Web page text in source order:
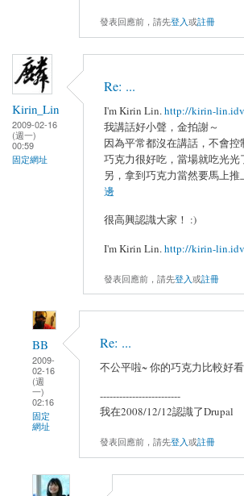
發表回應前，請先登入或註冊
Kirin_Lin
2009-02-16
(週一)
00:59
固定網址
Re: ...
I'm Kirin Lin.http://kirin-
我講話好小聲，金拍謝～
因為平常都沒在講話，不會控
巧克力很好吃，當場就吃光光
另，拿到巧克力當然要馬上推
邊
很高興認識大家！ :)
I'm Kirin Lin.http://kirin-
發表回應前，請先登入或註冊
BB
2009-
02-16
(週
一)
02:16
固定
網址
Re: ...
不公平啦~ 你的巧克力比較好
-------------------------
我在2008/12/12認識了Drupal
發表回應前，請先登入或註冊